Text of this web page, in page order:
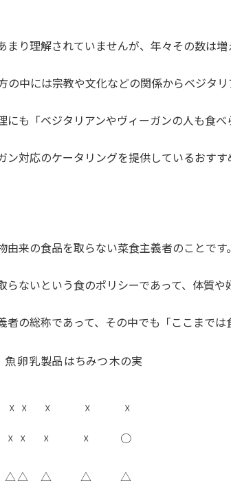
り理解されていませんが、年々その数は増
中には宗教や文化などの関係からベジタリ
も「ベジタリアンやヴィーガンの人も食
対応のケータリングを提供しているおすす
来の食品を取らない菜食主義者のことです。
ないという食のポリシーであって、体質や
の総称であって、その中でも「ここまで
魚卵乳製品はちみつ木の実
☓ ☓ ☓ ☓
☓
☓ ☓ ☓ ☓ ○
△△ △ △ △